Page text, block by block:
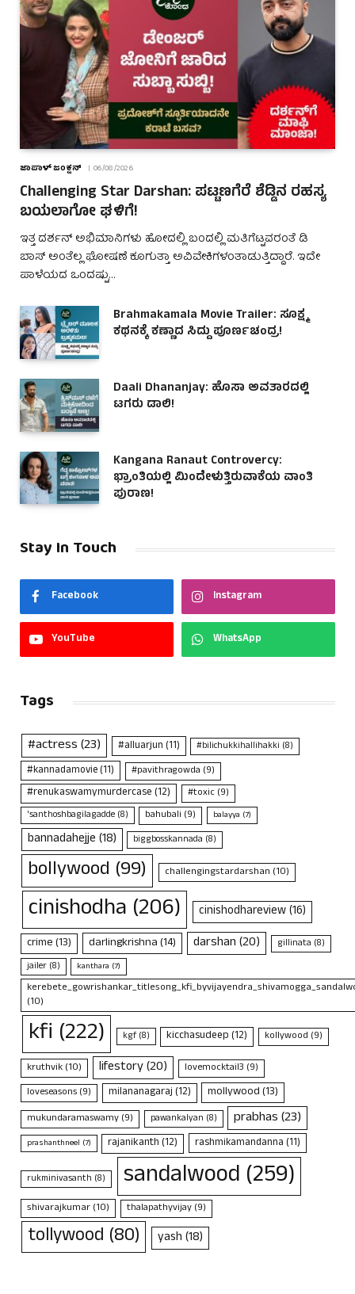
ಜಾಪಾಳ್ ಜಂಕ್ಷನ್ 06/08/2026
Challenging Star Darshan: ಪಟ್ಟಣಗೆರೆ ಶೆಡ್ಡಿನ ರಹಸ್ಯ
ಬಯಲಾಗೋ ಘಳಿಗೆ!
ಇತ್ತ ದರ್ಶನ್ ಅಭಿಮಾನಿಗಳು ಹೋದಲ್ಲಿ ಬಂದಲ್ಲಿ ಮತಿಗೆಟ್ಟವರಂತೆ ಡಿ
ಬಾಸ್ ಅಂತೆಲ್ಲ ಘೋಷಣೆ ಕೂಗುತ್ತಾ ಅವಿವೇಕಿಗಳಂತಾಡುತ್ತಿದ್ದಾರೆ. ಇದೇ
ಪಾಳೆಯದ ಒಂದಷ್ಟು…
Brahmakamala Movie Trailer: ಸೂಕ್ಷ್ಮ
ಕಥನಕ್ಕೆ ಕಣ್ಣಾದ ಸಿದ್ದು ಪೂರ್ಣಚಂದ್ರ!
Daali Dhananjay: ಹೊಸಾ ಅವತಾರದಲ್ಲಿ
ಟಗರು ಡಾಲಿ!
Kangana Ranaut Controvercy:
ಭ್ರಾಂತಿಯಲ್ಲಿ ಮಿಂದೇಳುತ್ತಿರುವಾಕೆಯ ವಾಂತಿ
ಪುರಾಣ!
Stay In Touch
Facebook Instagram
YouTube WhatsApp
Tags
#actress(23) #alluarjun(11) #bilichukkihallihakki (8)
#kannadamovie(11) #pavithragowda (9)
#renukaswamymurdercase(12) #toxic(9)
'santhoshbagilagadde (8) bahubali (9) balayya (7)
bannadahejje(18) biggbosskannada (8)
bollywood (99) challengingstardarshan (10)
cinishodha (206) cinishodhareview(16)
crime(13) darlingkrishna(14) darshan(20) gillinata (8)
jailer (8) kanthara (7)
(10)
kfi (222) kgf(8) kicchasudeep(12) kollywood (9)
kruthvik(10) lifestory(20) lovemocktail3 (9)
loveseasons (9) milananagaraj(12) mollywood(13)
mukundaramaswamy (9) pawankalyan (8) prabhas(23)
prashanthneel (7) rajanikanth(12) rashmikamandanna(11)
rukminivasanth (8) sandalwood (259)
shivarajkumar(10) thalapathyvijay(9)
tollywood (80) yash(18)